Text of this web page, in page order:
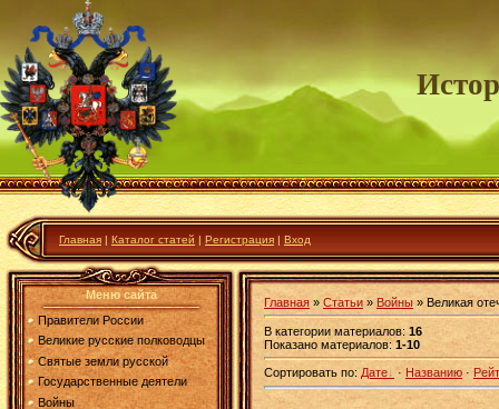
Главная | Каталог статей | Регистрация | Вход
Меню сайта
Правители России
Великие русские полководцы
Святые земли русской
Государственные деятели
Войны
Главная » Статьи » Войны » Великая
В категории материалов: 16
Показано материалов: 1-10
Сортировать по: Дате · Названию ·